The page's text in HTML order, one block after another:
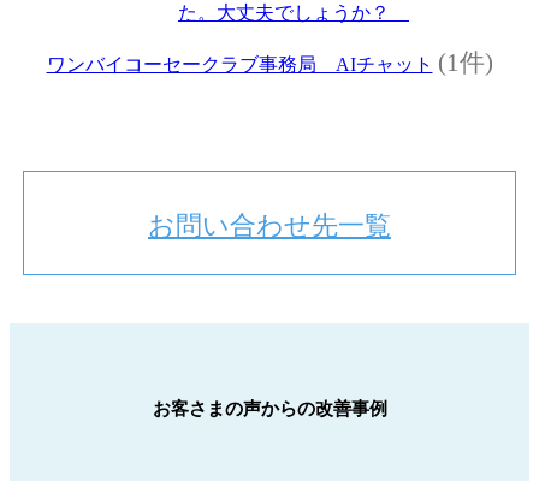
た。大丈夫でしょうか？
ワンバイコーセークラブ事務局 AIチャット (1件)
お問い合わせ先一覧
お客さまの声からの改善事例